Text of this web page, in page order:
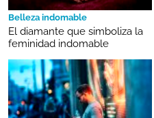
Belleza indomable
El diamante que simboliza la
feminidad indomable